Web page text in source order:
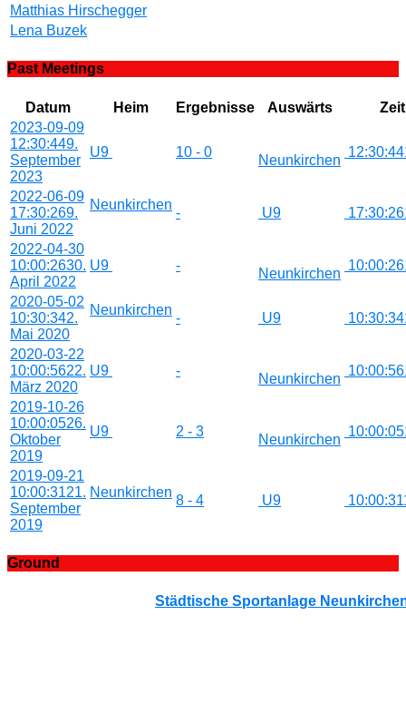
Matthias Hirschegger
Lena Buzek
Past Meetings
Datum Heim Ergebnisse Auswärts
Zeit
2023-09-09
12:30:449.
September
2023
U9 10 - 0
Neunkirchen
12:30:44
2022-06-09
17:30:269.
Juni 2022
Neunkirchen
- U9 17:30:26
2022-04-30
10:00:2630.
April 2022
U9 -
Neunkirchen
10:00:26
2020-05-02
10:30:342.
Mai 2020
Neunkirchen
- U9 10:30:34
2020-03-22
10:00:5622.
März 2020
U9 -
Neunkirchen
10:00:56
2019-10-26
10:00:0526.
Oktober
2019
U9 2 - 3
Neunkirchen
10:00:05
2019-09-21
10:00:3121.
September
2019
Neunkirchen
8 - 4 U9 10:00:31
Ground
Städtische Sportanlage